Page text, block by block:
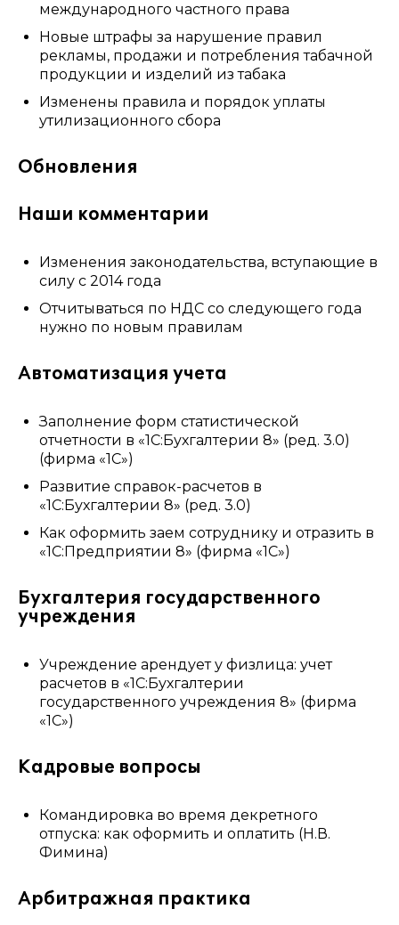
международного частного права
Новые штрафы за нарушение правил
рекламы, продажи и потребления табачной
продукции и изделий из табака
Изменены правила и порядок уплаты
утилизационного сбора
Обновления
Наши комментарии
Изменения законодательства, вступающие в
силу с 2014 года
Отчитываться по НДС со следующего года
нужно по новым правилам
Автоматизация учета
Заполнение форм статистической
отчетности в «1С:Бухгалтерии 8» (ред. 3.0)
(фирма «1С»)
Развитие справок-расчетов в
«1С:Бухгалтерии 8» (ред. 3.0)
Как оформить заем сотруднику и отразить в
«1С:Предприятии 8» (фирма «1С»)
Бухгалтерия государственного
учреждения
Учреждение арендует у физлица: учет
расчетов в «1С:Бухгалтерии
государственного учреждения 8» (фирма
«1С»)
Кадровые вопросы
Командировка во время декретного
отпуска: как оформить и оплатить (Н.В.
Фимина)
Арбитражная практика